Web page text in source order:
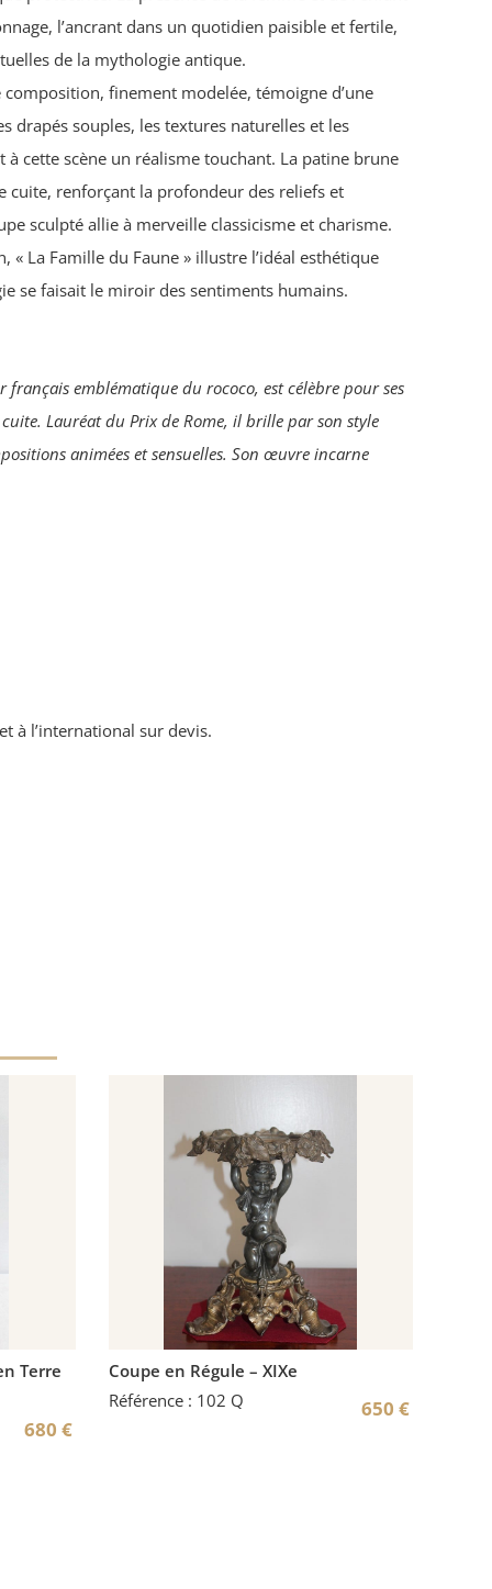
l’ancrant dans un quotidien paisible et fertile,
de la mythologie antique.
finement modelée, témoigne d’une
drapés souples, les textures naturelles et les
à cette scène un réalisme touchant. La patine brune
cuite, renforçant la profondeur des reliefs et
sculpté allie à merveille classicisme et charisme.
« La Famille du Faune » illustre l’idéal esthétique
se faisait le miroir des sentiments humains.
français emblématique du rococo, est célèbre pour ses
Lauréat du Prix de Rome, il brille par son style
animées et sensuelles. Son œuvre incarne
à l’international sur devis.
Terre
680 €
Coupe en Régule – XIXe
Référence : 102 Q
650€